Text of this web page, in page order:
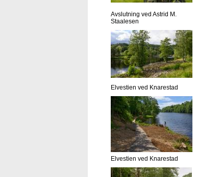
Avslutning ved Astrid M.
Staalesen
Elvestien ved Knarestad
Elvestien ved Knarestad